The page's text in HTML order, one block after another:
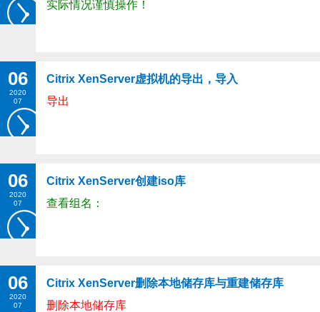
实际情况谨慎操作！
06
2020
07
Citrix XenServer虚拟机的导出，导入
导出
06
2020
07
Citrix XenServer创建iso库
查看组名：
06
2020
07
Citrix XenServer删除本地储存库与重建储存库
删除本地储存库